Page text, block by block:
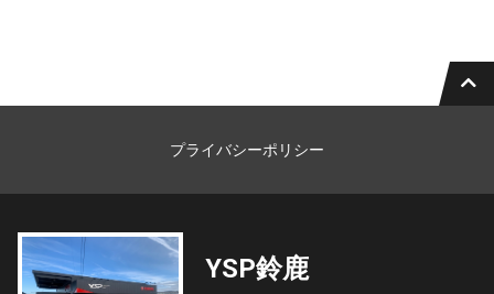
プライバシーポリシー
YSP鈴鹿